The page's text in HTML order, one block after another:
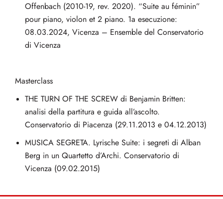
Offenbach (2010-19, rev. 2020). “Suite au féminin”
pour piano, violon et 2 piano. 1a esecuzione:
08.03.2024, Vicenza – Ensemble del Conservatorio
di Vicenza
Masterclass
THE TURN OF THE SCREW di Benjamin Britten:
analisi della partitura e guida all’ascolto.
Conservatorio di Piacenza (29.11.2013 e 04.12.2013)
MUSICA SEGRETA. Lyrische Suite: i segreti di Alban
Berg in un Quartetto d’Archi. Conservatorio di
Vicenza (09.02.2015)